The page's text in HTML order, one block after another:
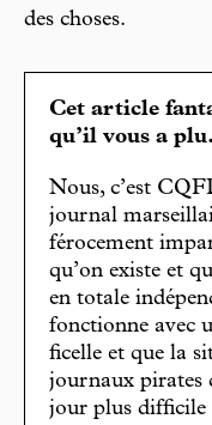
des choses.
Cet article
qu’il vous a plu.
Nous, c’est
journal
férocement
qu’on existe et
en totale
fonctionne avec
ficelle et que la
journaux pirates
jour plus difficile